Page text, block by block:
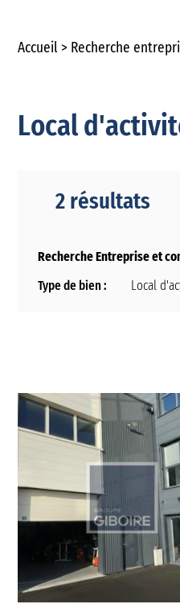
Accueil Recherche
Local
2 résultats
Recherche Entreprise et
Type de bien : Local